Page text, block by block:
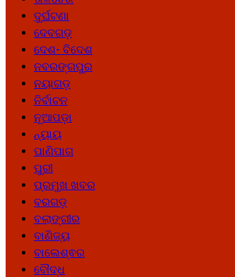
ଦୁର୍ଘଟଣା
ଦେବଗଡ଼
ଦେଶ- ବିଦେଶ
ନବରଙ୍ଗପୁର
ନୟାଗଡ଼
ନିର୍ବାଚନ
ନୂଆପଡ଼ା
ନ୍ୟାୟ
ପାଣିପାଗ
ପୁରୀ
ପ୍ରମୁଖ ଖବର
ବରଗଡ଼
ବଲାଙ୍ଗୀର
ବାଣିଜ୍ୟ
ବାଲେଶ୍ଵର
ବୌଦ୍ଧ